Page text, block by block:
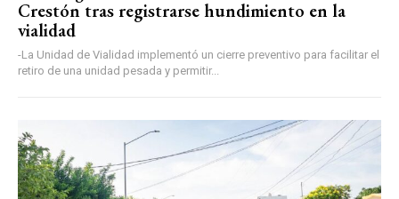
Crestón tras registrarse hundimiento en la
vialidad
-La Unidad de Vialidad implementó un cierre preventivo para facilitar el
retiro de una unidad pesada y permitir...